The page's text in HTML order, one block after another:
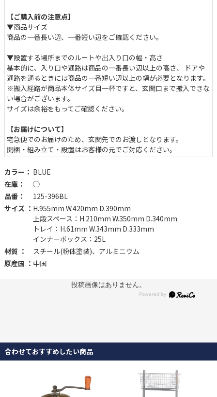
収納と作業をシームレスに繋ぐ
上部のストレージスペースには、キッチンツールやコーヒー用品、
持ち運びも可能。必要なアイテムをまとめて移動できるため、収納
から作業までの流れをより快適にします。
【ご購入前の注意点】
▼商品サイズ
商品の一番長い辺、一番短い辺をご確認ください。
▼設置する場所までのルートや出入り口の幅・高さ
基本的に、入り口や通路は商品の一番長い辺以上の高さ、 ドア
通路を通るときには商品の一番短い辺以上の幅が必要となります。
※搬入経路が商品本体サイズ目一杯ですと、玄関口まで搬入できな
い場合がございます。
サイズは余裕をもってご確認ください。
【お届けについて】
宅急便でのお届けのため、玄関先でのお渡しとなります。
開梱・組み立て・設置はお客様の元でご対応ください。
カラー： BLUE
在庫：
◯
品番：
125-396BL
サイズ ： H.955mm W.420mm D.390mm
上段スペース：H.210mm W.350mm D.340mm
トレイ：H.61mm W.343mm D.333mm
インナーボックス：25L
材質 ：
スチール(粉体塗装)、アルミニウム
原産国 ： 中国
投稿画像はありません。
合わせておすすめしたい商品